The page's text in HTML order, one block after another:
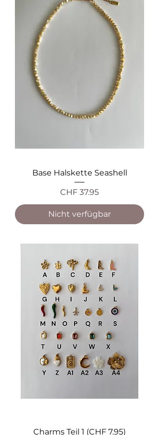
Base Halskette Seashell
Preis
CHF 37.95
Nicht verfügbar
Charms Teil 1 (CHF 7.95)